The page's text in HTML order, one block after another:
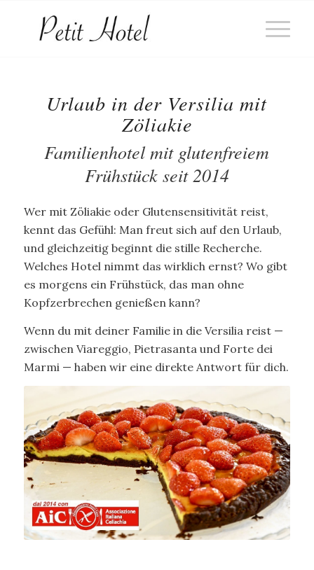
Urlaub in der Versilia mit
Zöliakie
Familienhotel mit glutenfreiem
Frühstück seit 2014
Wer mit Zöliakie oder Glutensensitivität reist,
kennt das Gefühl: Man freut sich auf den Urlaub,
und gleichzeitig beginnt die stille Recherche.
Welches Hotel nimmt das wirklich ernst? Wo gibt
es morgens ein Frühstück, das man ohne
Kopfzerbrechen genießen kann?
Wenn du mit deiner Familie in die Versilia reist —
zwischen Viareggio, Pietrasanta und Forte dei
Marmi — haben wir eine direkte Antwort für dich.